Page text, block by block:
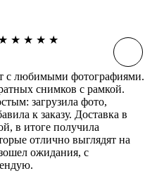
★ ★ ★ ★
с любимыми фотографиями.
снимков с рамкой.
загрузила фото,
к заказу. Доставка в
в итоге получила
отлично выглядят на
ожидания, с